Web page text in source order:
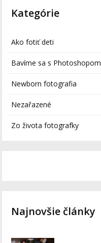
Kategórie
Ako fotiť deti
Bavíme sa s Photoshopom
Newborn fotografia
Nezařazené
Zo života fotografky
Najnovšie články